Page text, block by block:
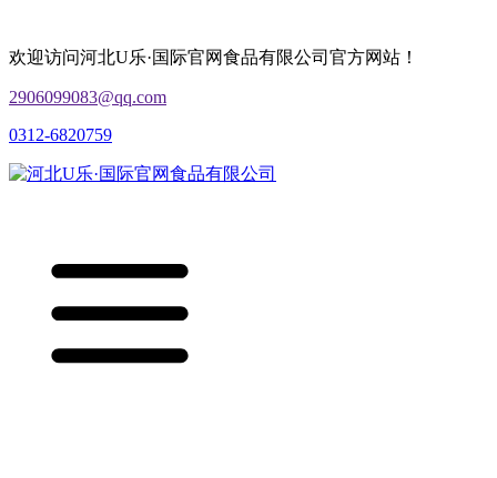
欢迎访问河北U乐·国际官网食品有限公司官方网站！
2906099083@qq.com
0312-6820759